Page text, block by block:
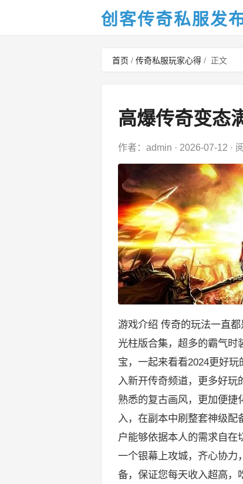
创客传奇私服发
首页 / 传奇私服玩家心得 / 正文
高爆传奇变态
作者：admin · 2026-07-12 ·
游戏介绍 传奇的玩法一直
光柱版合集，超多的霸气时
宝，一起来看看2024更好
入新开传奇频道，更多好
熟悉的复古画风，更加便捷
入，在副本中刷整套神级
户能够依据本人的需求自在
一个银幕上攻城，齐心协力
备，保证您每天收入超高，